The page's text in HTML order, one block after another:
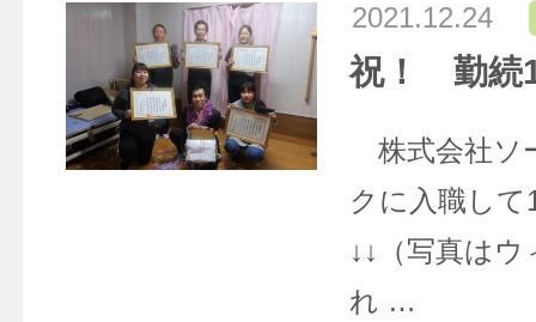
2021.12.24
祝！ 勤続
株式会社ソ
クに入職し
↓↓（写真は
れ …